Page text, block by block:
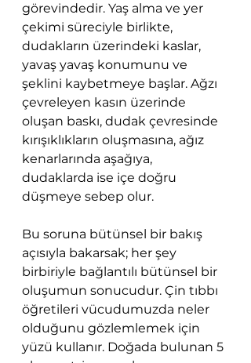
görevindedir. Yaş alma ve yer
çekimi süreciyle birlikte,
dudakların üzerindeki kaslar,
yavaş yavaş konumunu ve
şeklini kaybetmeye başlar. Ağzı
çevreleyen kasın üzerinde
oluşan baskı, dudak çevresinde
kırışıklıkların oluşmasına, ağız
kenarlarında aşağıya,
dudaklarda ise içe doğru
düşmeye sebep olur.
Bu soruna bütünsel bir bakış
açısıyla bakarsak; her şey
birbiriyle bağlantılı bütünsel bir
oluşumun sonucudur. Çin tıbbı
öğretileri vücudumuzda neler
olduğunu gözlemlemek için
yüzü kullanır. Doğada bulunan 5